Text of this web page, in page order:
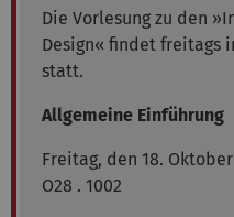
Die Vorlesung zu den
Design« findet freitags
statt.
Allgemeine Einführung
Freitag, den 18.
O28 . 1002